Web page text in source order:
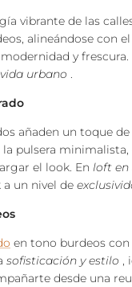
vibrante de las
alineándose con
y frescura.
urbano
añaden un toque
la pulsera
el look. En loft en
un nivel de
en tono burdeos
sofisticación y estilo ,
desde una